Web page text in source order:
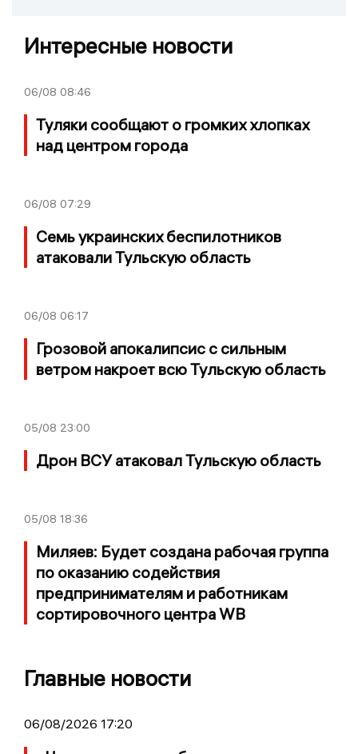
Интересные новости
06/08 08:46
Туляки сообщают о громких хлопках
над центром города
06/08 07:29
Семь украинских беспилотников
атаковали Тульскую область
06/08 06:17
Грозовой апокалипсис с сильным
ветром накроет всю Тульскую область
05/08 23:00
Дрон ВСУ атаковал Тульскую область
05/08 18:36
Миляев: Будет создана рабочая группа
по оказанию содействия
предпринимателям и работникам
сортировочного центра WB
Главные новости
06/08/2026 17:20